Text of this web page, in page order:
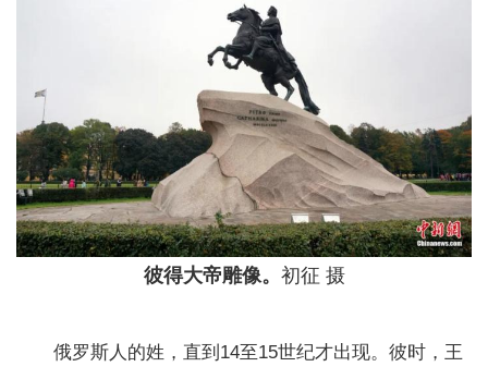
彼得大帝雕像。 初征 摄
俄罗斯人的姓，直到14至15世纪才出现。彼时，王